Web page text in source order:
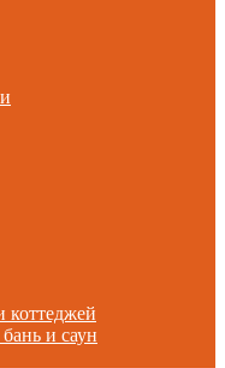
коттеджей
и саун